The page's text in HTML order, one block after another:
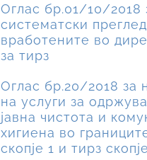
Оглас бр.01/10/2018
систематски
вработените во
за тирз
Оглас бр.20/2018 за
на услуги за
јавна чистота и
хигиена во
скопје 1 и тирз